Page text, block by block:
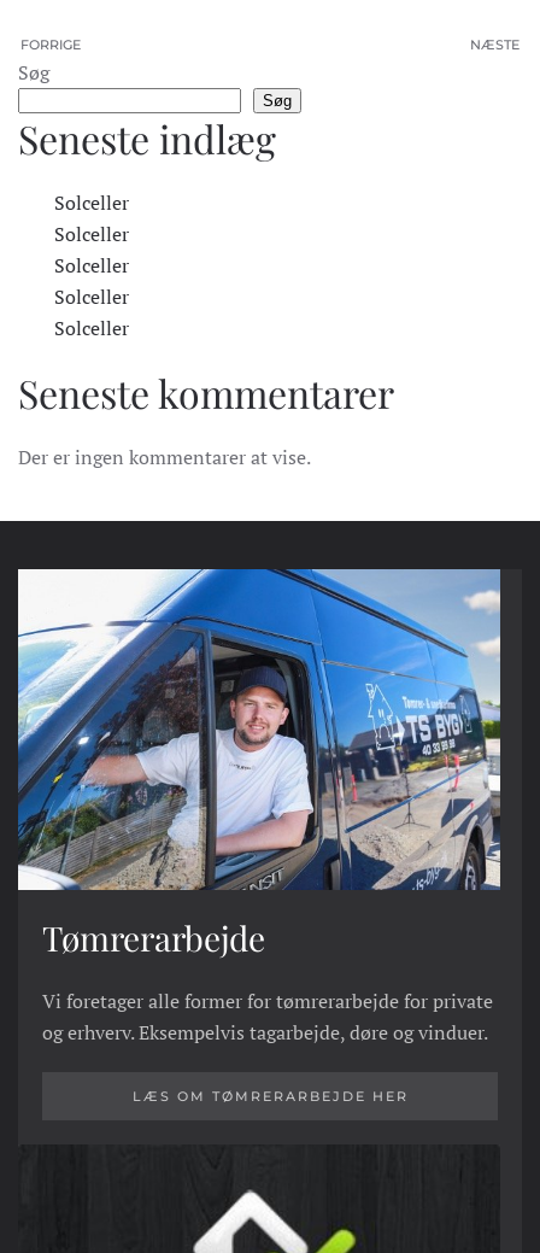
FORRIGE NÆSTE
Søg
Søg
Seneste indlæg
Solceller
Solceller
Solceller
Solceller
Solceller
Seneste kommentarer
Der er ingen kommentarer at vise.
Tømrerarbejde
Vi foretager alle former for tømrerarbejde for private
og erhverv. Eksempelvis tagarbejde, døre og vinduer.
LÆS OM TØMRERARBEJDE HER